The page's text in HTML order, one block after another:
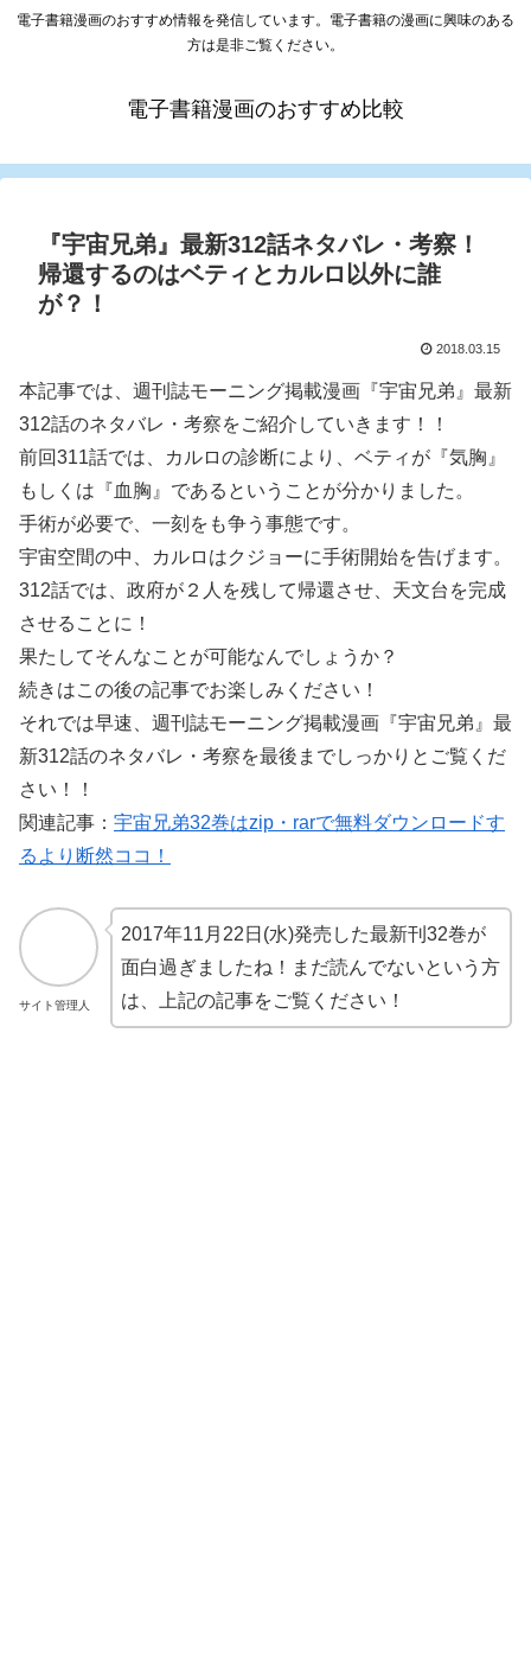
電子書籍漫画のおすすめ情報を発信しています。電子書籍の漫画に興味のある
方は是非ご覧ください。
電子書籍漫画のおすすめ比較
『宇宙兄弟』最新312話ネタバレ・考察！
帰還するのはベティとカルロ以外に誰
が？！
2018.03.15
本記事では、週刊誌モーニング掲載漫画『宇宙兄弟』最新
312話のネタバレ・考察をご紹介していきます！！
前回311話では、カルロの診断により、ベティが『気胸』
もしくは『血胸』であるということが分かりました。
手術が必要で、一刻をも争う事態です。
宇宙空間の中、カルロはクジョーに手術開始を告げます。
312話では、政府が２人を残して帰還させ、天文台を完成
させることに！
果たしてそんなことが可能なんでしょうか？
続きはこの後の記事でお楽しみください！
それでは早速、週刊誌モーニング掲載漫画『宇宙兄弟』最
新312話のネタバレ・考察を最後までしっかりとご覧くだ
さい！！
関連記事： 宇宙兄弟32巻はzip・rarで無料ダウンロードす
るより断然ココ！
サイト管理人
2017年11月22日(水)発売した最新刊32巻が
面白過ぎましたね！まだ読んでないという方
は、上記の記事をご覧ください！